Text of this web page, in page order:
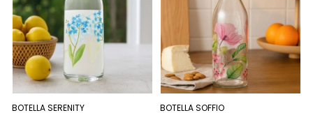
BOTELLA SERENITY BOTELLA SOFFIO